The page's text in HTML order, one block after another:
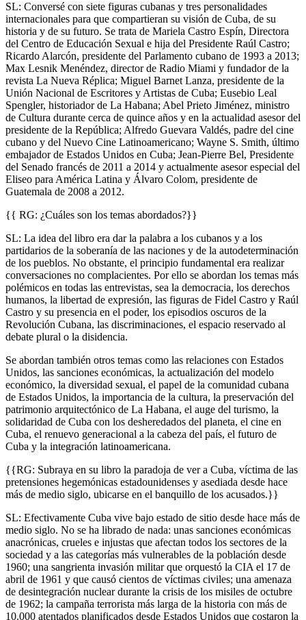
SL: Conversé con siete figuras cubanas y tres personalidades
internacionales para que compartieran su visión de Cuba, de su
historia y de su futuro. Se trata de Mariela Castro Espín, Directora
del Centro de Educación Sexual e hija del Presidente Raúl Castro;
Ricardo Alarcón, presidente del Parlamento cubano de 1993 a 2013;
Max Lesnik Menéndez, director de Radio Miami y fundador de la
revista La Nueva Réplica; Miguel Barnet Lanza, presidente de la
Unión Nacional de Escritores y Artistas de Cuba; Eusebio Leal
Spengler, historiador de La Habana; Abel Prieto Jiménez, ministro
de Cultura durante cerca de quince años y en la actualidad asesor del
presidente de la República; Alfredo Guevara Valdés, padre del cine
cubano y del Nuevo Cine Latinoamericano; Wayne S. Smith, último
embajador de Estados Unidos en Cuba; Jean-Pierre Bel, Presidente
del Senado francés de 2011 a 2014 y actualmente asesor especial del
Eliseo para América Latina y Álvaro Colom, presidente de
Guatemala de 2008 a 2012.
{{ RG: ¿Cuáles son los temas abordados?}}
SL: La idea del libro era dar la palabra a los cubanos y a los
partidarios de la soberanía de las naciones y de la autodeterminación
de los pueblos. No obstante, el principio fundamental era realizar
conversaciones no complacientes. Por ello se abordan los temas más
polémicos en todas las entrevistas, sea la democracia, los derechos
humanos, la libertad de expresión, las figuras de Fidel Castro y Raúl
Castro y su presencia en el poder, los episodios oscuros de la
Revolución Cubana, las discriminaciones, el espacio reservado al
debate plural o la disidencia.
Se abordan también otros temas como las relaciones con Estados
Unidos, las sanciones económicas, la actualización del modelo
económico, la diversidad sexual, el papel de la comunidad cubana
de Estados Unidos, la importancia de la cultura, la preservación del
patrimonio arquitectónico de La Habana, el auge del turismo, la
solidaridad de Cuba con los desheredados del planeta, el cine en
Cuba, el renuevo generacional a la cabeza del país, el futuro de
Cuba y la integración latinoamericana.
{{RG: Subraya en su libro la paradoja de ver a Cuba, víctima de las
pretensiones hegemónicas estadounidenses y asediada desde hace
más de medio siglo, ubicarse en el banquillo de los acusados.}}
SL: Efectivamente Cuba vive bajo estado de sitio desde hace más de
medio siglo. No se ha librado de nada: unas sanciones económicas
anacrónicas, crueles e injustas que afectan todos los sectores de la
sociedad y a las categorías más vulnerables de la población desde
1960; una sangrienta invasión militar que orquestó la CIA el 17 de
abril de 1961 y que causó cientos de víctimas civiles; una amenaza
de desintegración nuclear durante la crisis de los misiles de octubre
de 1962; la campaña terrorista más larga de la historia con más de
10.000 atentados planificados desde Estados Unidos que costaron la